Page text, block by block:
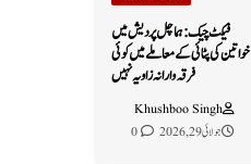
فیکٹ چیک: ہماچل پردیش میں
خواتین کی پٹائی کے معاملے میں کوئی
فرقہ وارانہ زاویہ نہیں
Khushboo Singh
جولائی 29, 2026
0